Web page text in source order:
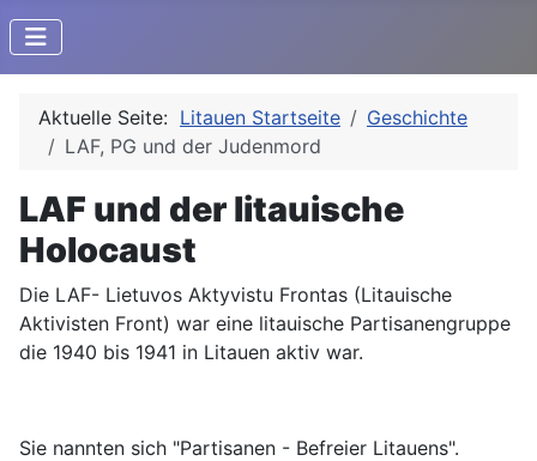
Aktuelle Seite: Litauen Startseite
Geschichte
LAF, PG und der Judenmord
LAF und der litauische
Holocaust
Die LAF- Lietuvos Aktyvistu Frontas (Litauische
Aktivisten Front) war eine litauische Partisanengruppe
die 1940 bis 1941 in Litauen aktiv war.
Sie nannten sich "Partisanen - Befreier Litauens".